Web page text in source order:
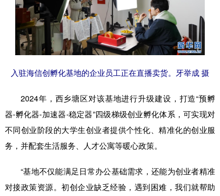
入驻海信创孵化基地的企业员工正在直播卖货。牙举成 摄
2024年，西乡塘区对该基地进行升级建设，打造“预孵
器-孵化器-加速器-稳定器”四级梯级创业孵化体系，可实现对
不同创业阶段的大学生创业者提供个性化、精准化的创业服
务，并配套生活服务、人才公寓等暖心政策。
“基地不仅能满足日常办公基础需求，还能为创业者精准
对接政策资源。初创企业缺乏经验，遇到困难，我们就帮助